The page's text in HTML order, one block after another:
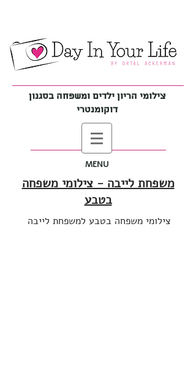
צילומי הריון ילדים ומשפחה בסגנון
דוקומנטרי
MENU
משפחת לייבה - צילומי משפחה
בטבע
צילומי משפחה בטבע למשפחת לייבה